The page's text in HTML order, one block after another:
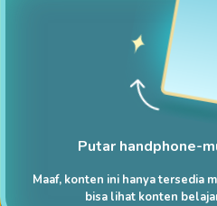
Putar handphone-
Maaf, konten ini hanya tersedia
bisa lihat konten